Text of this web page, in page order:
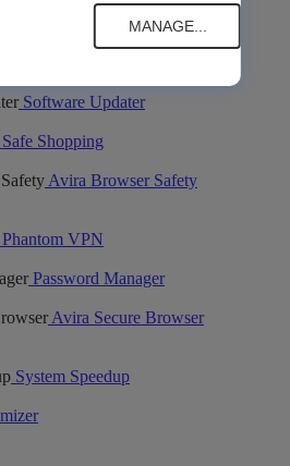
Software Updater
Safe Shopping
Avira Browser Safety
Phantom VPN
Password Manager
Avira Secure Browser
System Speedup
MANAGE...